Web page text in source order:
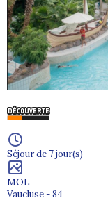
Séjour de 7 jour(s)
MOL
Vaucluse - 84